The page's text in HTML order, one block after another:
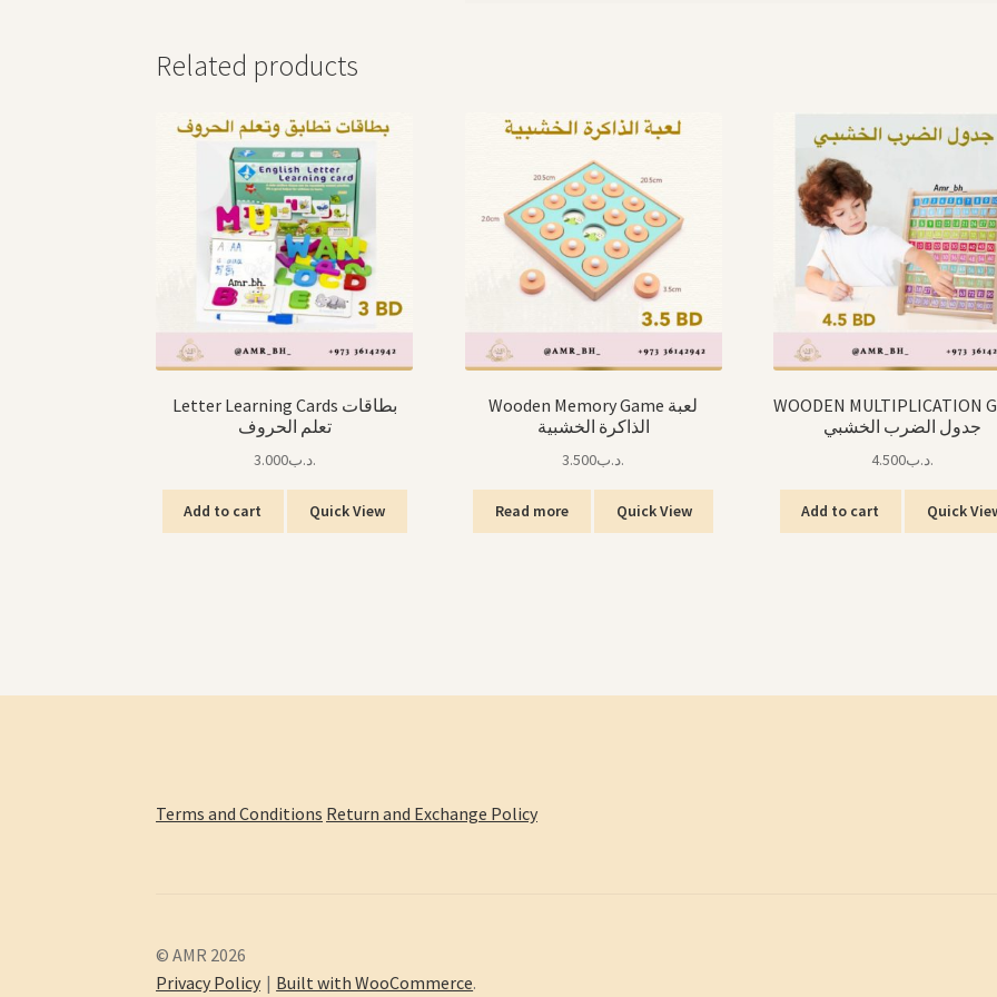
Related products
Letter Learning Cards بطاقات
تعلم الحروف
.د.ب3.000
Add to cart Quick View
Wooden Memory Game لعبة
الذاكرة الخشبية
.د.ب3.500
Read more Quick View
WOODEN MULTIPLICATION
جدول الضرب الخشبي
.د.ب4.500
Add to cart Quick
Terms and Conditions Return and Exchange Policy
© AMR 2026
Privacy Policy
Built with WooCommerce.